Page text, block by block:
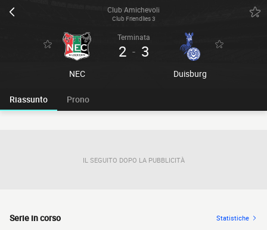
Club Amichevoli
Club Friendlies 3
NEC
Terminata
2 - 3
Duisburg
Riassunto Prono
IL SEGUITO DOPO LA PUBBLICITÀ
Serie in corso Statistiche